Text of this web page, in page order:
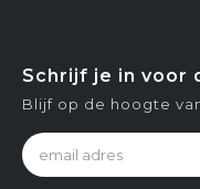
Schrijf je in voor
Blijf op de hoogte